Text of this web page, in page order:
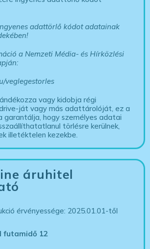
adattörlő kódot adatainak
a Nemzeti Média- és Hírközlési
veglegestorles
vagy kidobja régi
ját vagy más adattárolóját, ez a
garantálja, hogy személyes adatai
törlésre kerülnek,
illetéktelen kezekbe.
áruhitel
érvényessége: 2025.01.01-től
futamidő 12